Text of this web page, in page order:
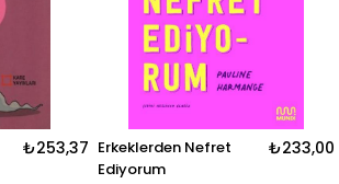
₺253,37 Erkeklerden Nefret
Ediyorum
₺233,00